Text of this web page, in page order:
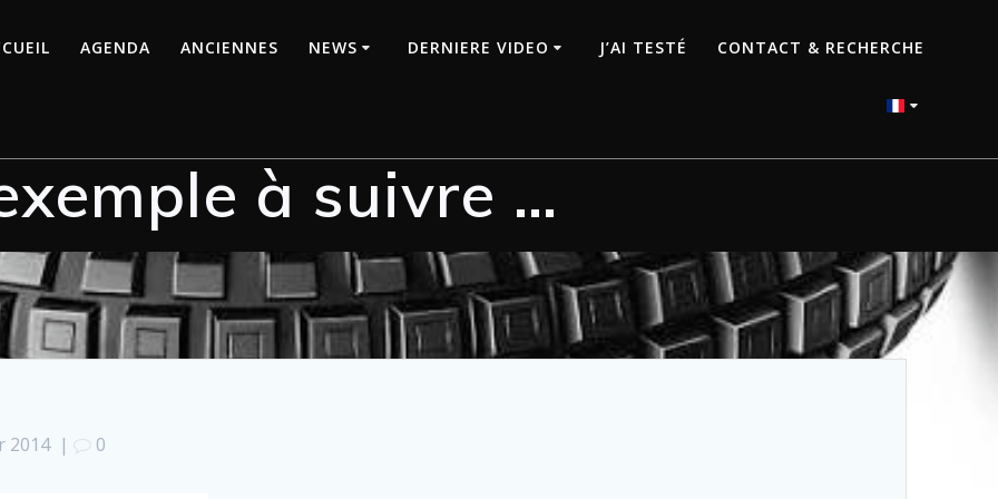
AGENDA ANCIENNES NEWS DERNIERE VIDEO J’AI TESTÉ CONTACT & RECHERCHE
à suivre …
2014| 0